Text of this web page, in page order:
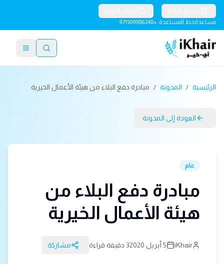
مساعدةخط المساعدة: +971509986248
الرئيسية / المدونة / مبادرة دفع البلاء من هيئة الأعمال الخيرية
العودة إلى المدونة
عام
مبادرة دفع البلاء من
هيئة الأعمال الخيرية
iKhair 5 أبريل 2020 3 دقيقة قراءة مشاركة